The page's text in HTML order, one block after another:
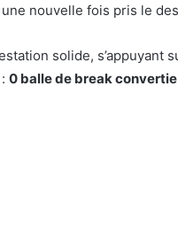
nouvelle fois pris le
solide, s’appuyant
0 balle de break convertie